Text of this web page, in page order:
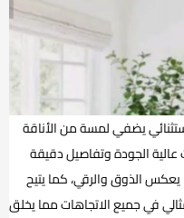
يضفي لمسة من الأناقة
الجودة وتفاصيل دقيقة
الذوق والرقي، كما يتيح
في جميع الاتجاهات مما يخلق